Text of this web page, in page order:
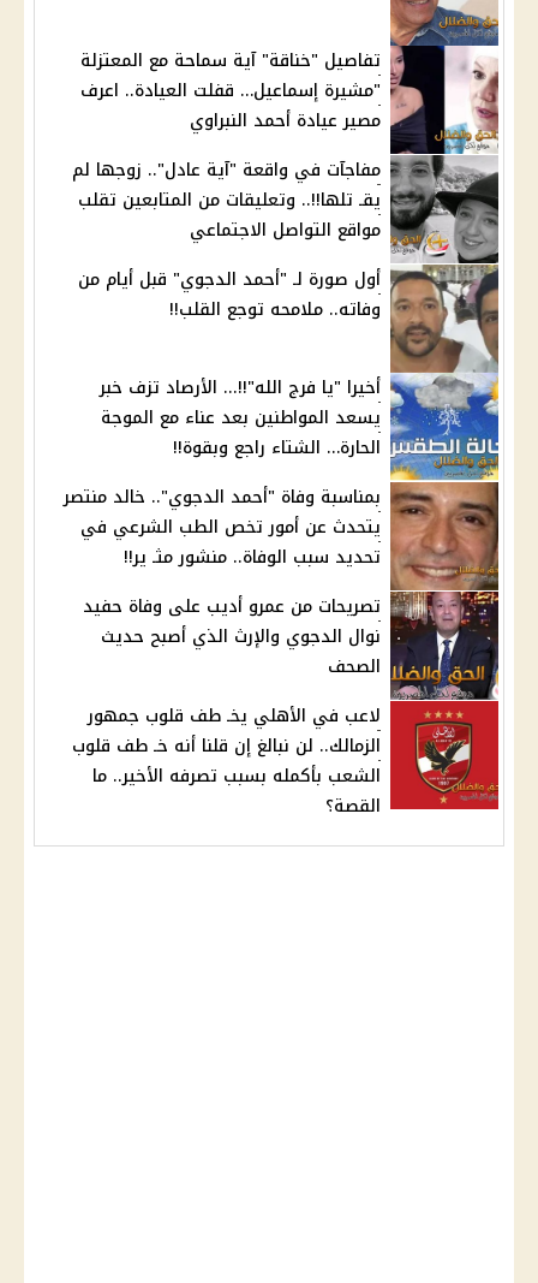
تفاصيل "خناقة" آية سماحة مع المعتزلة
"مشيرة إسماعيل… قفلت العيادة.. اعرف
مصير عيادة أحمد النبراوي
مفاجآت في واقعة "آية عادل".. زوجها لم
يقـ تلها!!.. وتعليقات من المتابعين تقلب
مواقع التواصل الاجتماعي
أول صورة لـ "أحمد الدجوي" قبل أيام من
وفاته.. ملامحه توجع القلب!!
أخيرا "يا فرج الله"!!... الأرصاد تزف خبر
يسعد المواطنين بعد عناء مع الموجة
الحارة… الشتاء راجع وبقوة!!
بمناسبة وفاة "أحمد الدجوي".. خالد منتصر
يتحدث عن أمور تخص الطب الشرعي في
تحديد سبب الوفاة.. منشور مثـ ير!!
تصريحات من عمرو أديب على وفاة حفيد
نوال الدجوي والإرث الذي أصبح حديث
الصحف
لاعب في الأهلي يخـ طف قلوب جمهور
الزمالك.. لن نبالغ إن قلنا أنه خـ طف قلوب
الشعب بأكمله بسبب تصرفه الأخير.. ما
القصة؟